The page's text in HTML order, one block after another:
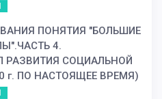
ПОНЯТИЯ "БОЛЬШИЕ
4.
РАЗВИТИЯ СОЦИАЛЬНОЙ
г. ПО НАСТОЯЩЕЕ ВРЕМЯ)